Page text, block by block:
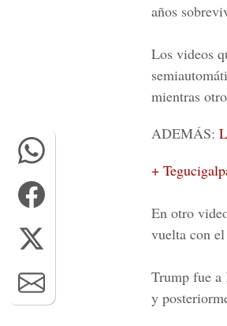
años
Los videos
mientras
ADEMÁS:
+
En otro
vuelta con
Trump fue a
y